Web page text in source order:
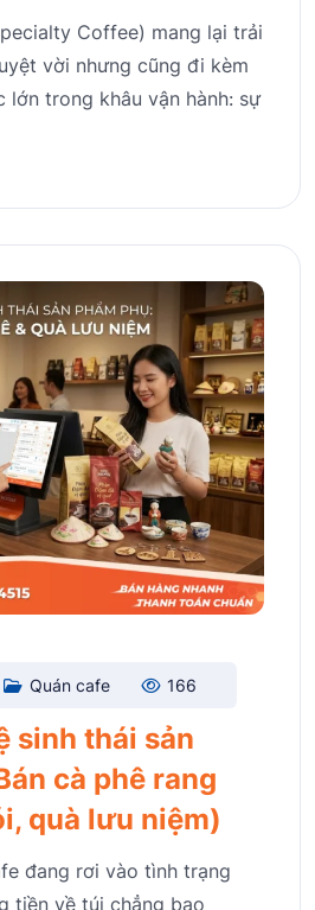
Coffee) mang lại trải
vời nhưng cũng đi kèm
trong khâu vận hành: sự
Quán cafe 166
sinh thái sản
cà phê rang
quà lưu niệm)
đang rơi vào tình trạng
tiền về túi chẳng bao